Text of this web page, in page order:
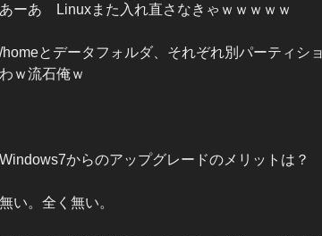
あーあ Linuxまた入れ直さなきゃｗｗｗｗｗ
/homeとデータフォルダ、それぞれ別パーティシ
わｗ流石俺ｗ
Windows7からのアップグレードのメリットは？
無い。全く無い。